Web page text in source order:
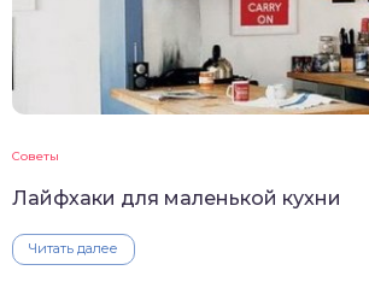
Советы
Лайфхаки для маленькой кухни
Читать далее